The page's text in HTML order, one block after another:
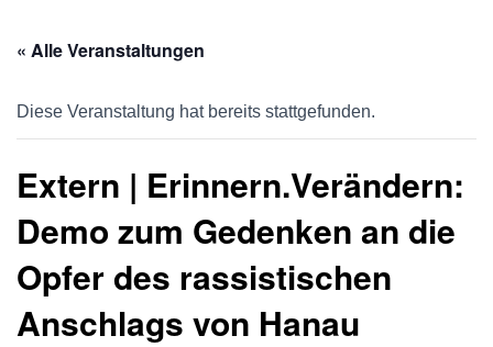
« Alle Veranstaltungen
Diese Veranstaltung hat bereits stattgefunden.
Extern | Erinnern.Verändern:
Demo zum Gedenken an die
Opfer des rassistischen
Anschlags von Hanau